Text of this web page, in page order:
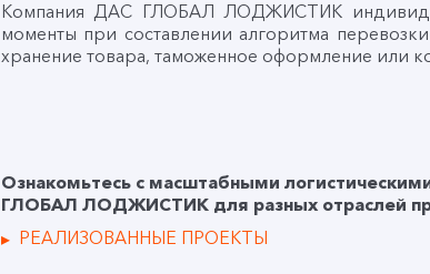
Компания ДАС ГЛОБАЛ ЛОДЖИСТИК
моменты при составлении алгоритма
хранение товара, таможенное оформление или
Ознакомьтесь с масштабными
ГЛОБАЛ ЛОДЖИСТИК для разных отраслей
РЕАЛИЗОВАННЫЕ ПРОЕКТЫ